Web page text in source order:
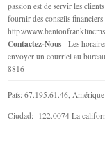
passion est de servir les
fournir des conseils financiers
http://
Contactez-Nous - Les
envoyer un courriel au
8816
País: 67.195.61.46,
Ciudad: -122.0074 La